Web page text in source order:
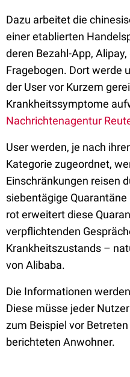
Dazu arbeitet die
einer etablierten
deren Bezahl-App,
Fragebogen. Dort werde
der User vor Kurzem
Krankheitssymptome
Nachrichtenagentur
User werden, je nach
Kategorie zugeordnet,
Einschränkungen reisen
siebentägige
rot erweitert diese
verpflichtenden
Krankheitszustands –
von Alibaba.
Die Informationen
Diese müsse jeder
zum Beispiel vor
berichteten Anwohner.